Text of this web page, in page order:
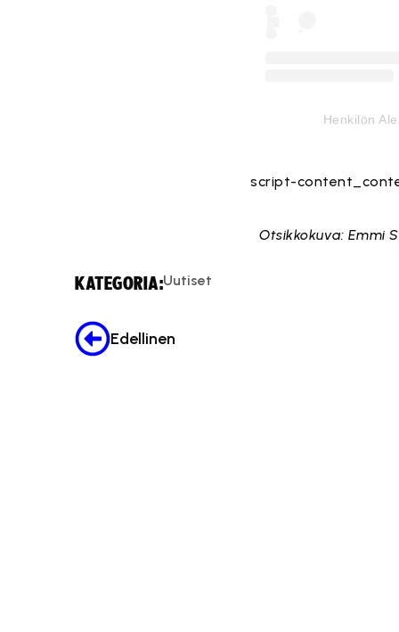
Henkilön
script-
Otsikkokuva: Emmi
KATEGORIA:Uutiset
Edellinen